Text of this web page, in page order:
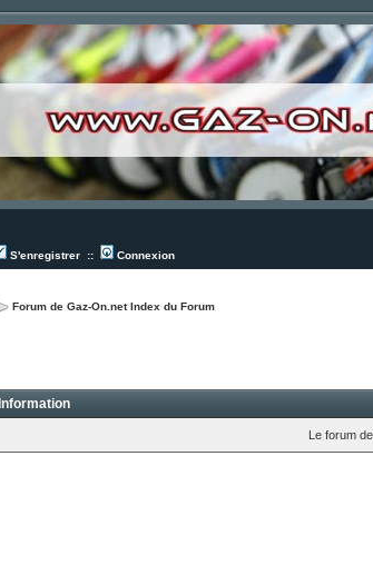
S'enregistrer :: Connexion
Forum de Gaz-On.net Index du Forum
Information
Le forum